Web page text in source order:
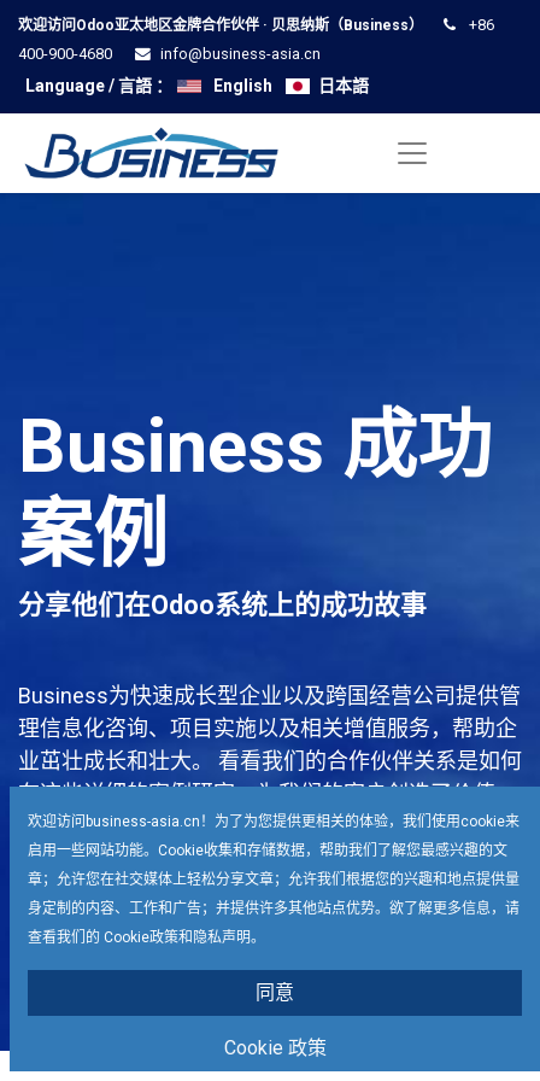
欢迎访问Odoo亚太地区金牌合作伙伴 · 贝思纳斯（Business）
+86
400-900-4680
info@business-asia.cn
Language / 言語 ： English 日本語
Business 成功
案例
分享他们在Odoo系统上的成功故事
Business为快速成长型企业以及跨国经营公司提供管
理信息化咨询、项目实施以及相关增值服务，帮助企
业茁壮成长和壮大。 看看我们的合作伙伴关系是如何
在这些详细的案例研究，为我们的客户创造了价值。
获取客户案例详情
欢迎访问business-asia.cn！为了为您提供更相关的体验，我们使用cookie来
启用一些网站功能。Cookie收集和存储数据，帮助我们了解您最感兴趣的文
章；允许您在社交媒体上轻松分享文章；允许我们根据您的兴趣和地点提供量
身定制的内容、工作和广告；并提供许多其他站点优势。欲了解更多信息，请
查看我们的 Cookie政策和隐私声明。
同意
Cookie 政策